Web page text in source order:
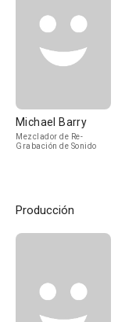
Michael Barry
Mezclador de Re-
Grabación de Sonido
Producción